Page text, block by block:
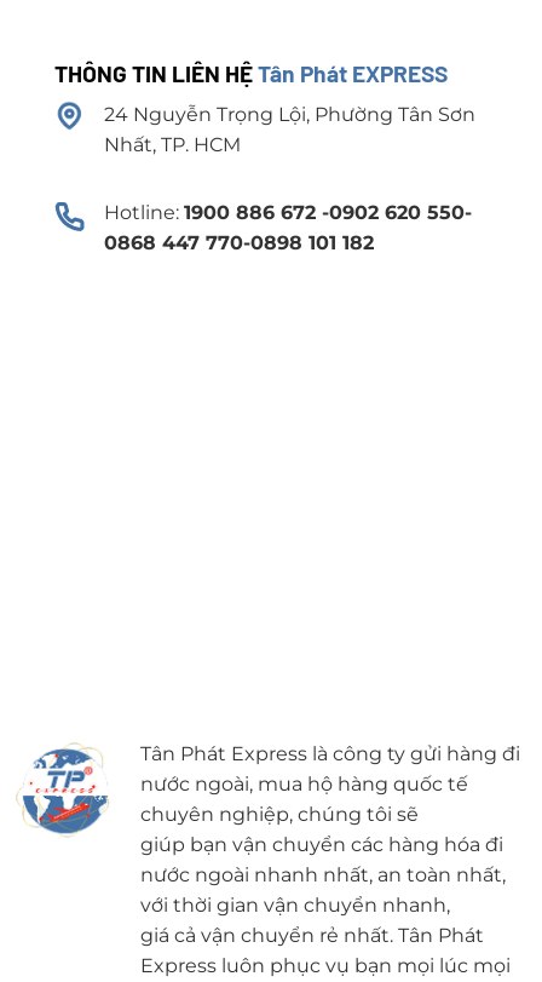
THÔNG TIN LIÊN HỆTân Phát EXPRESS
24 Nguyễn Trọng Lội, Phường Tân Sơn
Nhất, TP. HCM
Hotline: 1900 886 672 -0902 620 550-
0868 447 770-0898 101 182
Tân Phát Express là công ty gửi hàng đi
nước ngoài, mua hộ hàng quốc tế
chuyên nghiệp, chúng tôi sẽ
giúp bạn vận chuyển các hàng hóa đi
nước ngoài nhanh nhất, an toàn nhất,
với thời gian vận chuyển nhanh,
giá cả vận chuyển rẻ nhất. Tân Phát
Express luôn phục vụ bạn mọi lúc mọi